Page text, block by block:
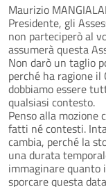
Maurizio
Presidente, gli
non parteciperò al
assumerà questa
Non darò un taglio
perché ha ragione
dobbiamo essere
qualsiasi contesto.
Penso alla
fatti né contesti.
cambia, perché la
una durata
immaginare quanto
sporcare questa